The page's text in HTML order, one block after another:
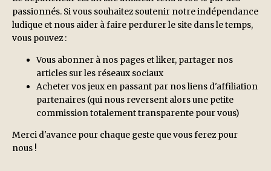
passionnés. Si vous souhaitez soutenir notre indépendance
ludique et nous aider à faire perdurer le site dans le temps,
vous pouvez :
Vous abonner à nos pages et liker, partager nos
articles sur les réseaux sociaux
Acheter vos jeux en passant par nos liens d'affiliation
partenaires (qui nous reversent alors une petite
commission totalement transparente pour vous)
Merci d'avance pour chaque geste que vous ferez pour
nous !